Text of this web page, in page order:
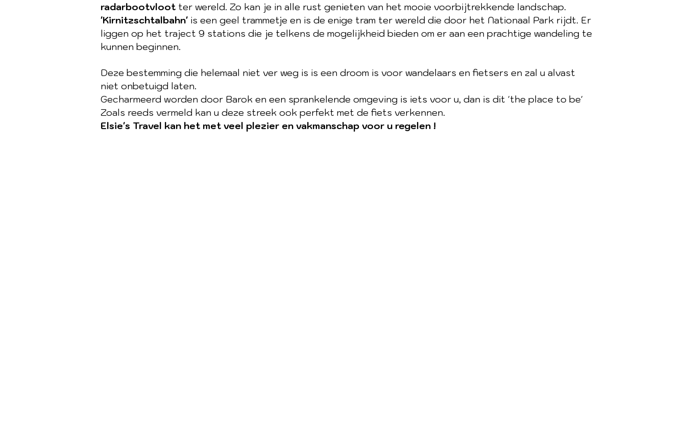
radarbootvloot ter wereld. Zo kan je in alle rust genieten van het mooie voorbijtrekkende landschap.
'Kirnitzschtalbahn' is een geel trammetje en is de enige tram ter wereld die door het Nationaal Park rijdt. Er
liggen op het traject 9 stations die je telkens de mogelijkheid bieden om er aan een prachtige wandeling te
kunnen beginnen.
Deze bestemming die helemaal niet ver weg is is een droom is voor wandelaars en fietsers en zal u alvast
niet onbetuigd laten.
Gecharmeerd worden door Barok en een sprankelende omgeving is iets voor u, dan is dit 'the place to be'
Zoals reeds vermeld kan u deze streek ook perfekt met de fiets verkennen.
Elsie's Travel kan het met veel plezier en vakmanschap voor u regelen !